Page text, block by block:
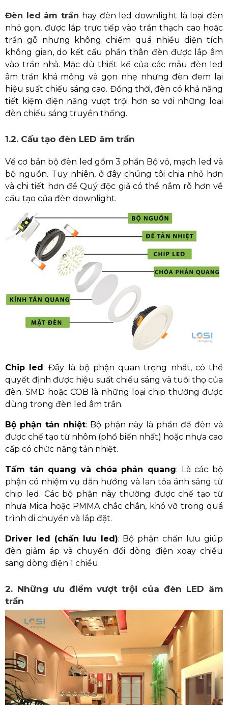
Đèn led âm trần hay đèn led downlight là loại đèn
nhỏ gọn, được lắp trực tiếp vào trần thạch cao hoặc
trần gỗ nhưng không chiếm quá nhiều diện tích
không gian, do kết cấu phần thân đèn được lắp âm
vào trần nhà. Mặc dù thiết kế của các mẫu đèn led
âm trần khá mỏng và gọn nhẹ nhưng đèn đem lại
hiệu suất chiếu sáng cao. Đồng thời, đèn có khả năng
tiết kiệm điện năng vượt trội hơn so với những loại
đèn chiếu sáng truyền thống.
1.2. Cấu tạo đèn LED âm trần
Về cơ bản bộ đèn led gồm 3 phần Bộ vỏ, mạch led và
bộ nguồn. Tuy nhiên, ở đây chúng tôi chia nhỏ hơn
và chi tiết hơn để Quý độc giả có thể nắm rõ hơn về
cấu tạo của đèn downlight.
Chip led: Đây là bộ phận quan trọng nhất, có thể
quyết định được hiệu suất chiếu sáng và tuổi thọ của
đèn. SMD hoặc COB là những loại chip thường được
dùng trong đèn led âm trần.
Bộ phận tản nhiệt: Bộ phận này là phần đế đèn và
được chế tạo từ nhôm (phổ biến nhất) hoặc nhựa cao
cấp có chức năng tản nhiệt.
Tấm tán quang và chóa phản quang: Là các bộ
phận có nhiệm vụ dẫn hướng và lan tỏa ánh sáng từ
chip led. Các bộ phận này thường được chế tạo từ
nhựa Mica hoặc PMMA chắc chắn, khó vỡ trong quá
trình di chuyển và lắp đặt.
Driver led (chấn lưu led): Bộ phận chấn lưu giúp
đèn giảm áp và chuyển đổi dòng điện xoay chiều
sang dòng điện 1 chiều.
2. Những ưu điểm vượt trội của đèn LED âm
trần